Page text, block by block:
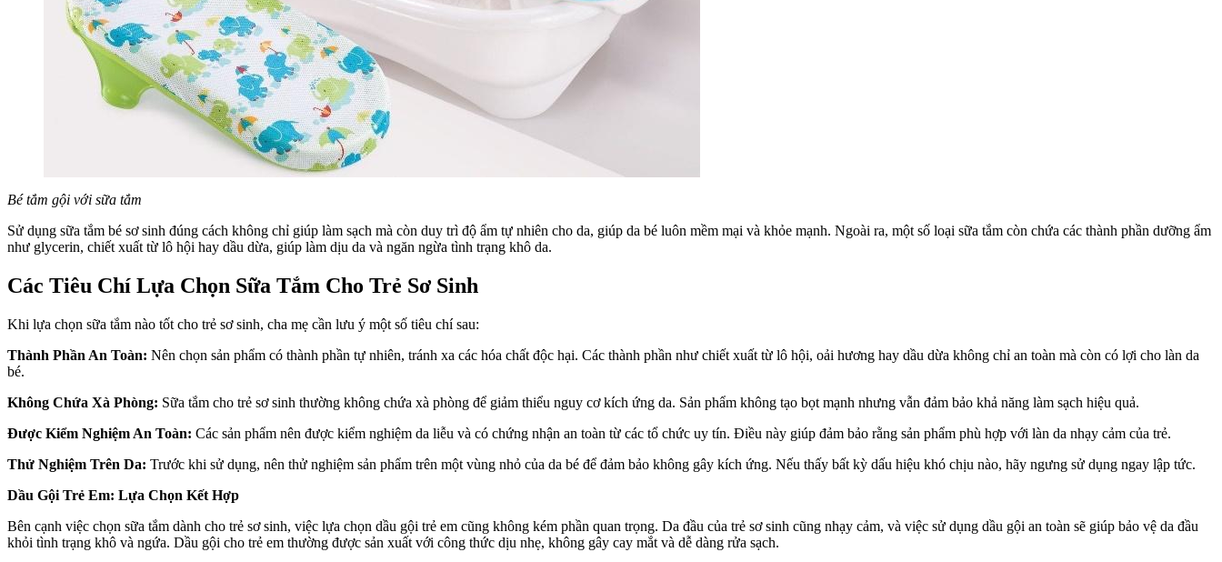
Bé tắm gội với sữa tắm
Sử dụng sữa tắm bé sơ sinh đúng cách không chỉ giúp làm sạch mà còn duy trì độ ẩm tự nhiên cho da, giúp da bé luôn mềm mại và khỏe mạnh. Ngoài ra, một số loại sữa tắm còn chứa các thành phần dưỡng ẩm
như glycerin, chiết xuất từ lô hội hay dầu dừa, giúp làm dịu da và ngăn ngừa tình trạng khô da.
Các Tiêu Chí Lựa Chọn Sữa Tắm Cho Trẻ Sơ Sinh
Khi lựa chọn sữa tắm nào tốt cho trẻ sơ sinh, cha mẹ cần lưu ý một số tiêu chí sau:
Thành Phần An Toàn: Nên chọn sản phẩm có thành phần tự nhiên, tránh xa các hóa chất độc hại. Các thành phần như chiết xuất từ lô hội, oải hương hay dầu dừa không chỉ an toàn mà còn có lợi cho làn da
bé.
Không Chứa Xà Phòng: Sữa tắm cho trẻ sơ sinh thường không chứa xà phòng để giảm thiểu nguy cơ kích ứng da. Sản phẩm không tạo bọt mạnh nhưng vẫn đảm bảo khả năng làm sạch hiệu quả.
Được Kiểm Nghiệm An Toàn: Các sản phẩm nên được kiểm nghiệm da liễu và có chứng nhận an toàn từ các tổ chức uy tín. Điều này giúp đảm bảo rằng sản phẩm phù hợp với làn da nhạy cảm của trẻ.
Thử Nghiệm Trên Da: Trước khi sử dụng, nên thử nghiệm sản phẩm trên một vùng nhỏ của da bé để đảm bảo không gây kích ứng. Nếu thấy bất kỳ dấu hiệu khó chịu nào, hãy ngưng sử dụng ngay lập tức.
Dầu Gội Trẻ Em: Lựa Chọn Kết Hợp
Bên cạnh việc chọn sữa tắm dành cho trẻ sơ sinh, việc lựa chọn dầu gội trẻ em cũng không kém phần quan trọng. Da đầu của trẻ sơ sinh cũng nhạy cảm, và việc sử dụng dầu gội an toàn sẽ giúp bảo vệ da đầu
khỏi tình trạng khô và ngứa. Dầu gội cho trẻ em thường được sản xuất với công thức dịu nhẹ, không gây cay mắt và dễ dàng rửa sạch.